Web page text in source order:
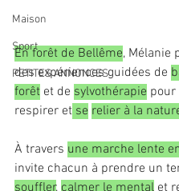
Maison
Sport
PETITES ANNONCES
En forêt de Bellême, Mélanie
des expériences guidées de
forêt et de sylvothérapie pour
respirer et se relier à la
À travers une marche lente
invite chacun à prendre un
souffler, calmer le mental et